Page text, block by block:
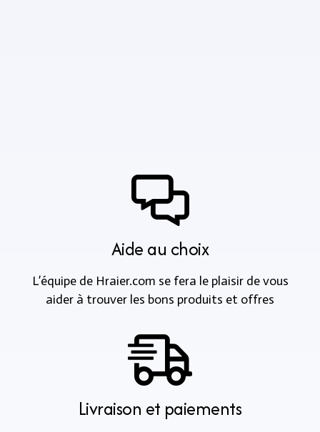
Aide au choix
L’équipe de Hraier.com se fera le plaisir de vous
aider à trouver les bons produits et offres
Livraison et paiements